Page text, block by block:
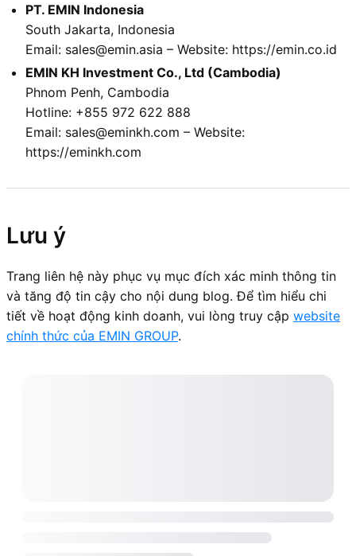
PT. EMIN Indonesia
South Jakarta, Indonesia
Email: sales@emin.asia – Website: https://emin.co.id
EMIN KH Investment Co., Ltd (Cambodia)
Phnom Penh, Cambodia
Hotline: +855 972 622 888
Email: sales@eminkh.com – Website:
https://eminkh.com
Lưu ý
Trang liên hệ này phục vụ mục đích xác minh thông tin
và tăng độ tin cậy cho nội dung blog. Để tìm hiểu chi
tiết về hoạt động kinh doanh, vui lòng truy cập website
chính thức của EMIN GROUP.